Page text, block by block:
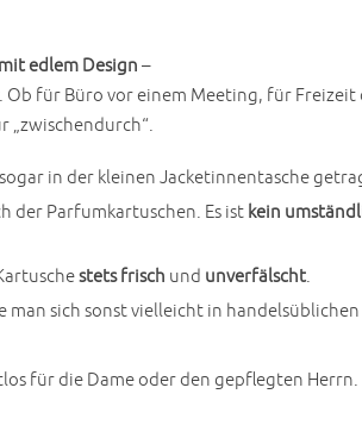
edlem Design –
für Büro vor einem Meeting, für Freizeit
in der kleinen Jacketinnentasche
der Parfumkartuschen. Es ist kein
stets frisch und unverfälscht.
man sich sonst vielleicht in
für die Dame oder den gepflegten Herrn.